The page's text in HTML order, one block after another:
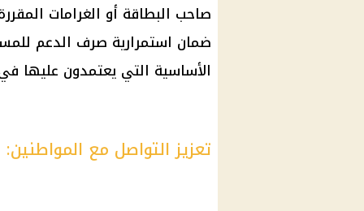
صاحب البطاقة أو الغرامات
ضمان استمرارية صرف الدعم
الأساسية التي يعتمدون عليها
تعزيز التواصل مع